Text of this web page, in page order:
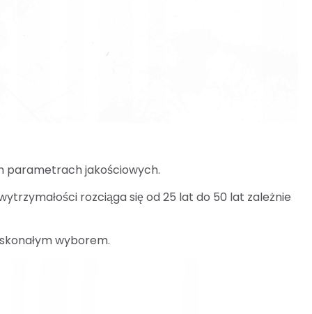
parametrach jakościowych.
rozciąga się od 25 lat do 50 lat zależnie
wyborem.